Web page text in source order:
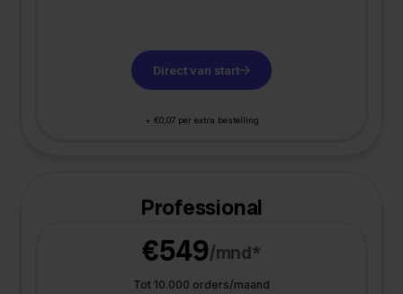
Direct van start
+ €0,07 per extra bestelling
Professional
€549/mnd*
Tot 10.000 orders/maand